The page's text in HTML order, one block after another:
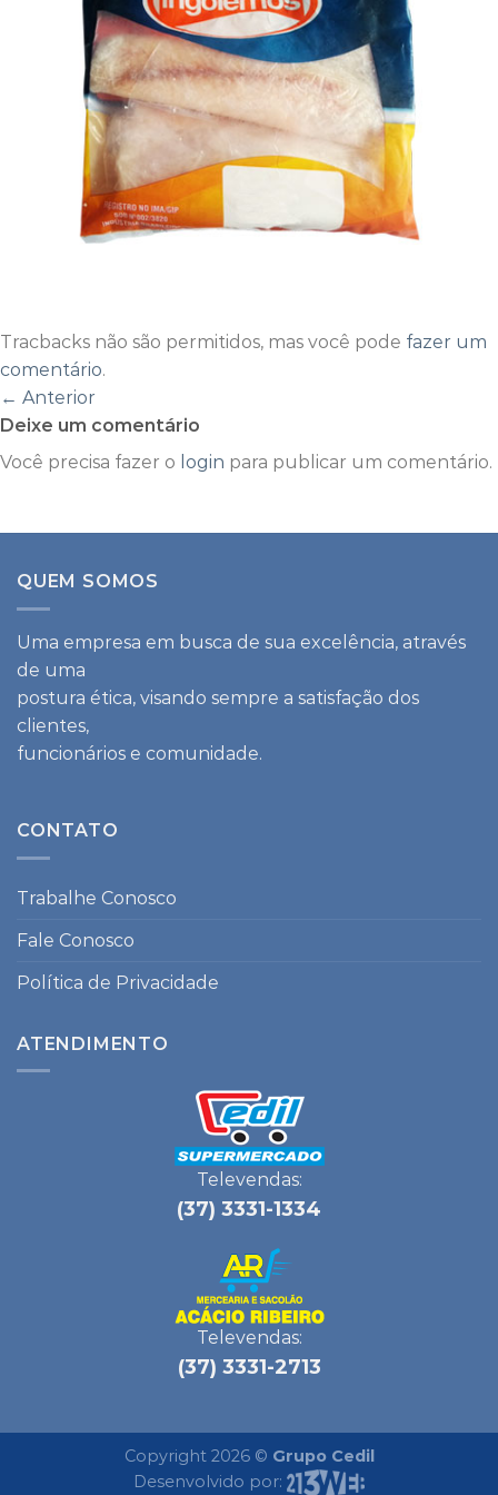
Tracbacks não são permitidos, mas você pode fazer um
comentário.
← Anterior
Deixe um comentário
Você precisa fazer o login para publicar um comentário.
QUEM SOMOS
Uma empresa em busca de sua excelência, através
de uma
postura ética, visando sempre a satisfação dos
clientes,
funcionários e comunidade.
CONTATO
Trabalhe Conosco
Fale Conosco
Política de Privacidade
ATENDIMENTO
Televendas:
(37) 3331-1334
Televendas:
(37) 3331-2713
Copyright 2026 © Grupo Cedil
Desenvolvido por: